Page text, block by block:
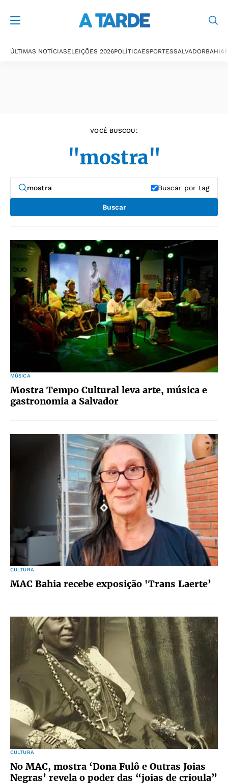
ÚLTIMAS NOTÍCIASELEIÇÕES 2026POLÍTICAESPORTESSALVADORBAHIA
VOCÊ BUSCOU:
"mostra"
Buscar por tag
Buscar
MÚSICA
Mostra Tempo Cultural leva arte, música e
gastronomia a Salvador
CULTURA
MAC Bahia recebe exposição 'Trans Laerte’
CULTURA
No MAC, mostra ‘Dona Fulô e Outras Joias
Negras’ revela o poder das “joias de crioula”